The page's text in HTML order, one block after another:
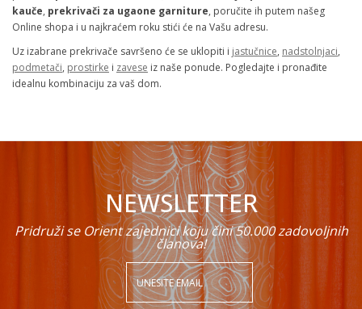
kauče, prekrivači za ugaone garniture, poručite ih putem našeg
Online shopa i u najkraćem roku stići će na Vašu adresu.
Uz izabrane prekrivače savršeno će se uklopiti i jastučnice, nadstolnjaci,
podmetači, prostirke i zavese iz naše ponude. Pogledajte i pronađite
idealnu kombinaciju za vaš dom.
NEWSLETTER
Pridruži se Orient zajednici koju čini 50.000 zadovoljnih
članova!